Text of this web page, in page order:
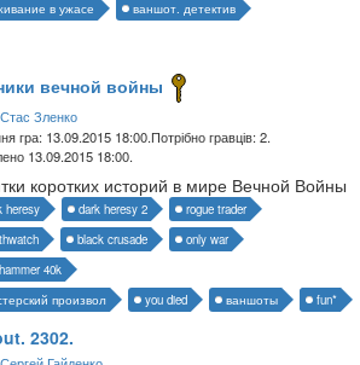
в ужасе
ваншот. детектив
вечной войны
Стас Зленко
гра: 13.09.2015 18:00.Потрібно гравців: 2.
13.09.2015 18:00.
коротких историй в мире Вечной Войны
heresy dark heresy 2
rogue trader
black crusade
only war
40k
произвол
you died ваншоты fun*
2302.